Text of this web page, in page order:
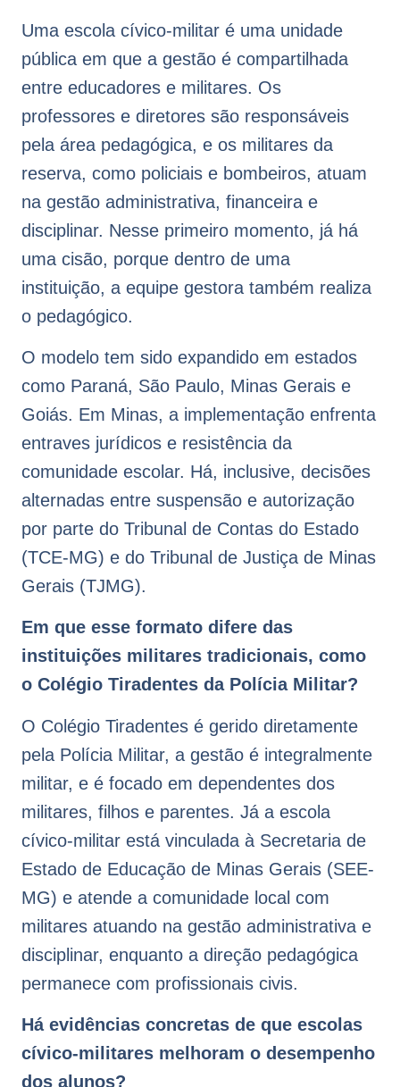
Uma escola cívico-militar é uma unidade
pública em que a gestão é compartilhada
entre educadores e militares. Os
professores e diretores são responsáveis
pela área pedagógica, e os militares da
reserva, como policiais e bombeiros, atuam
na gestão administrativa, financeira e
disciplinar. Nesse primeiro momento, já há
uma cisão, porque dentro de uma
instituição, a equipe gestora também realiza
o pedagógico.
O modelo tem sido expandido em estados
como Paraná, São Paulo, Minas Gerais e
Goiás. Em Minas, a implementação enfrenta
entraves jurídicos e resistência da
comunidade escolar. Há, inclusive, decisões
alternadas entre suspensão e autorização
por parte do Tribunal de Contas do Estado
(TCE-MG) e do Tribunal de Justiça de Minas
Gerais (TJMG).
Em que esse formato difere das
instituições militares tradicionais, como
o Colégio Tiradentes da Polícia Militar?
O Colégio Tiradentes é gerido diretamente
pela Polícia Militar, a gestão é integralmente
militar, e é focado em dependentes dos
militares, filhos e parentes. Já a escola
cívico-militar está vinculada à Secretaria de
Estado de Educação de Minas Gerais (SEE-
MG) e atende a comunidade local com
militares atuando na gestão administrativa e
disciplinar, enquanto a direção pedagógica
permanece com profissionais civis.
Há evidências concretas de que escolas
cívico-militares melhoram o desempenho
dos alunos?